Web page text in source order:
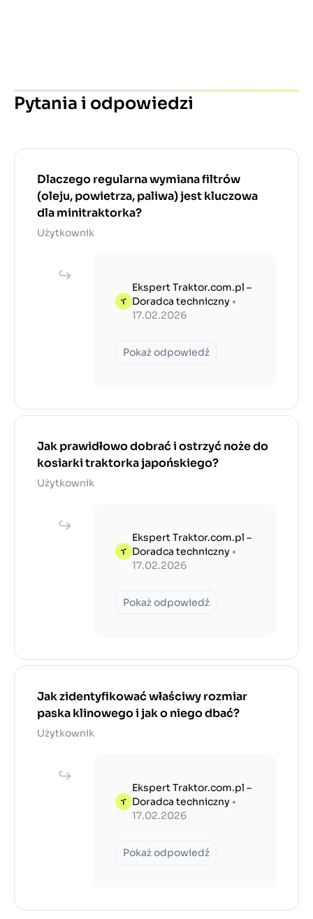
Pytania i odpowiedzi
Dlaczego regularna wymiana filtrów
(oleju, powietrza, paliwa) jest kluczowa
dla minitraktorka?
Użytkownik
Ekspert Traktor.com.pl –
Doradca techniczny •
17.02.2026
Pokaż odpowiedź
Jak prawidłowo dobrać i ostrzyć noże do
kosiarki traktorka japońskiego?
Użytkownik
Ekspert Traktor.com.pl –
Doradca techniczny •
17.02.2026
Pokaż odpowiedź
Jak zidentyfikować właściwy rozmiar
paska klinowego i jak o niego dbać?
Użytkownik
Ekspert Traktor.com.pl –
Doradca techniczny •
17.02.2026
Pokaż odpowiedź